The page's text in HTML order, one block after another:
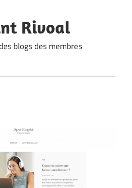
Rivoal
blogs des membres